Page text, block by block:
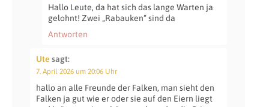
Hallo Leute, da hat sich das lange Warten ja
gelohnt! Zwei „Rabauken“ sind da
Antworten
Ute sagt:
7. April 2026 um 20:06 Uhr
hallo an alle Freunde der Falken, man sieht den
Falken ja gut wie er oder sie auf den Eiern liegt